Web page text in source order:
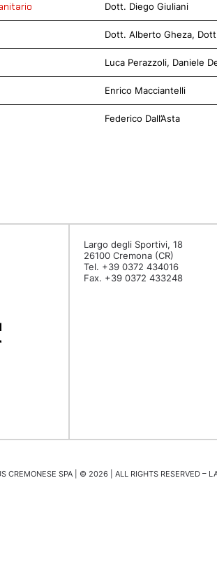
Dott. Diego Giuliani
Dott. Alberto Gheza,
Luca Perazzoli, Daniele
Enrico Macciantelli
Federico Dall’Asta
Largo degli Sportivi, 18
26100 Cremona (CR)
Tel. +39 0372 434016
Fax. +39 0372 433248
CREMONESE SPA | © 2026 | ALL RIGHTS RESERVED